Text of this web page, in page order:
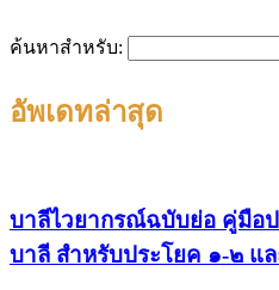
ค้นหาสำหรับ:
อัพเดทล่าสุด
บาลีไวยากรณ์ฉบับย่อ คู่มือ
บาลี สำหรับประโยค ๑-๒ แ